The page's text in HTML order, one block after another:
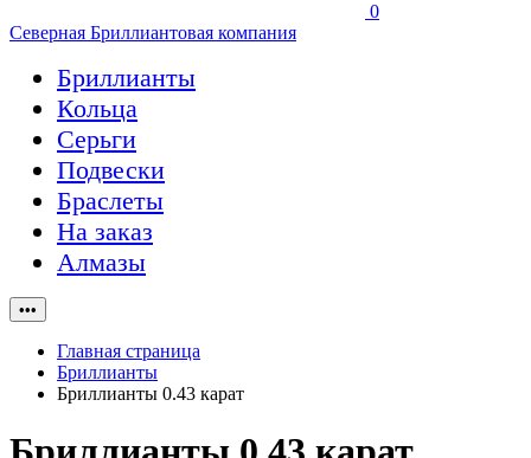
0
Северная Бриллиантовая компания
Бриллианты
Кольца
Серьги
Подвески
Браслеты
На заказ
Алмазы
•••
Главная страница
Бриллианты
Бриллианты 0.43 карат